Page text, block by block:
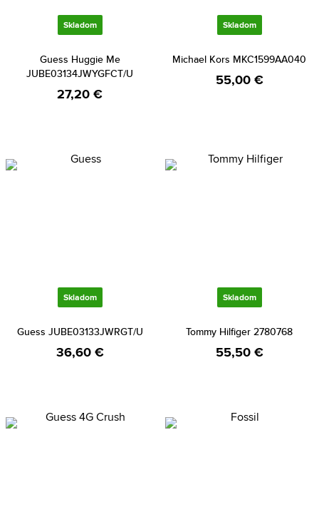
Skladom
Guess Huggie Me
JUBE03134JWYGFCT/U
27,20 €
Skladom
Michael Kors MKC1599AA040
55,00 €
Skladom
Guess JUBE03133JWRGT/U
36,60 €
Skladom
Tommy Hilfiger 2780768
55,50 €